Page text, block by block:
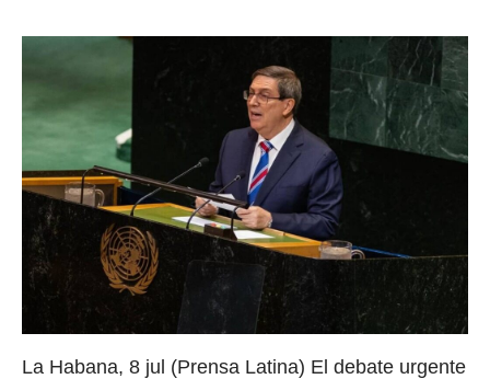
La Habana, 8 jul (Prensa Latina) El debate urgente